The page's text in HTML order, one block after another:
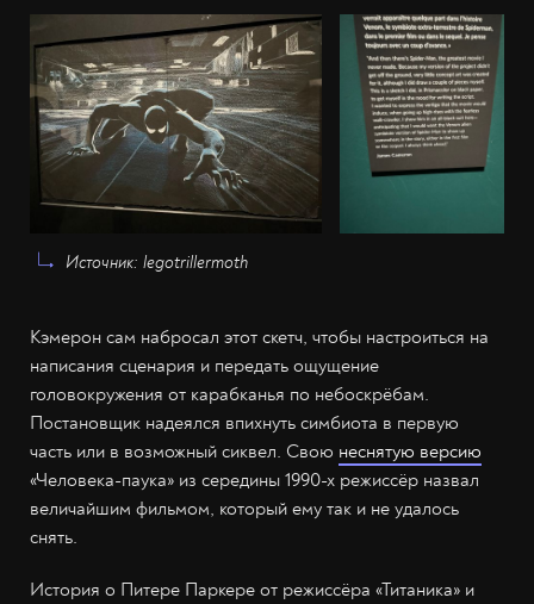
Источник: legotrillermoth
Кэмерон сам набросал этот скетч, чтобы настроиться на
написания сценария и передать ощущение
головокружения от карабканья по небоскрёбам.
Постановщик надеялся впихнуть симбиота в первую
часть или в возможный сиквел. Свою неснятую версию
«Человека-паука» из середины 1990-х режиссёр назвал
величайшим фильмом, который ему так и не удалось
снять.
История о Питере Паркере от режиссёра «Титаника» и